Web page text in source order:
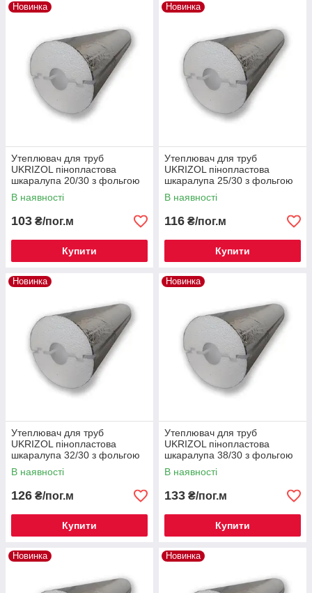
Новинка
Утеплювач для труб
UKRIZOL пінопластова
шкаралупа 20/30 з фольгою
В наявності
103 ₴/пог.м
Купити
Новинка
Утеплювач для труб
UKRIZOL пінопластова
шкаралупа 25/30 з фольгою
В наявності
116 ₴/пог.м
Купити
Новинка
Утеплювач для труб
UKRIZOL пінопластова
шкаралупа 32/30 з фольгою
В наявності
126 ₴/пог.м
Купити
Новинка
Утеплювач для труб
UKRIZOL пінопластова
шкаралупа 38/30 з фольгою
В наявності
133 ₴/пог.м
Купити
Новинка Новинка